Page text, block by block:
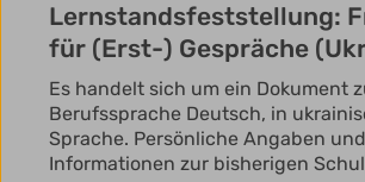
Lernstandsfeststellung:
für (Erst-) Gespräche
Es handelt sich um ein Dokument
Berufssprache Deutsch, in
Sprache. Persönliche Angaben und
Informationen zur bisherigen